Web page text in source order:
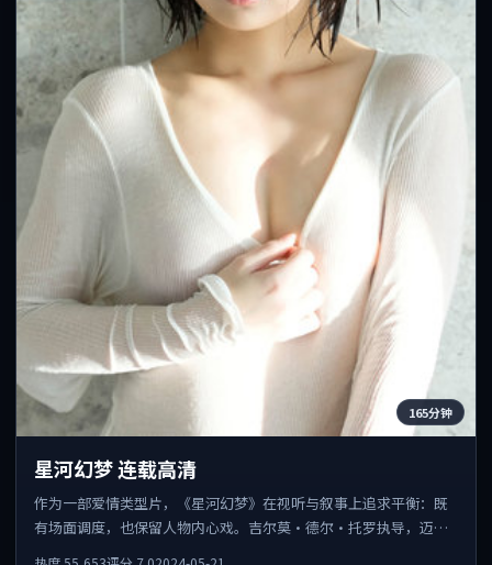
165分钟
星河幻梦 连载高清
作为一部爱情类型片，《星河幻梦》在视听与叙事上追求平衡：既
有场面调度，也保留人物内心戏。吉尔莫·德尔·托罗执导，迈克